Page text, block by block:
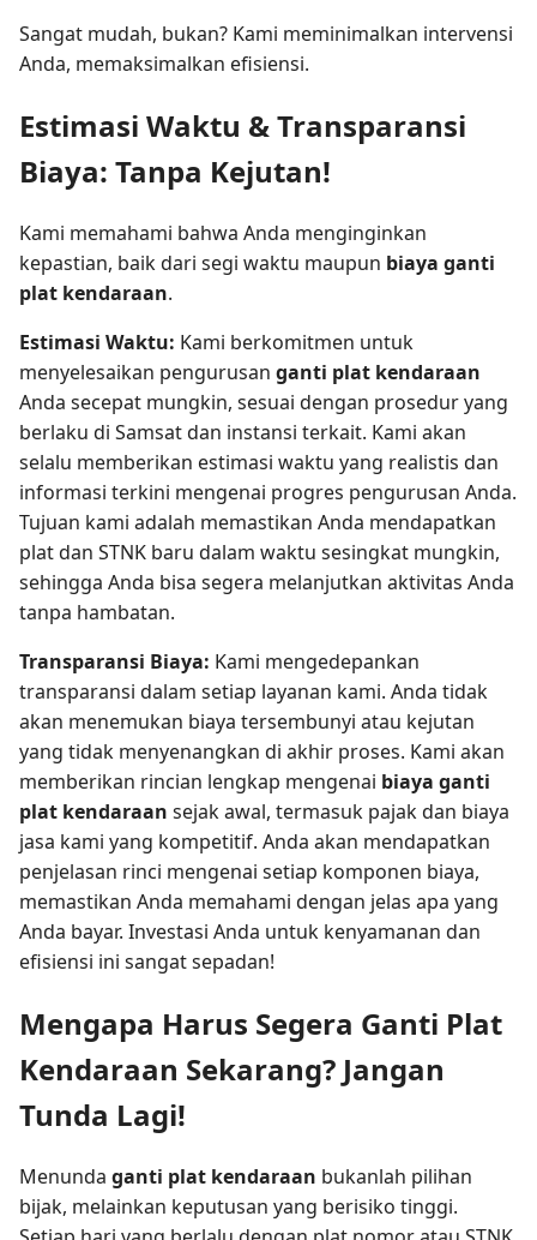
Sangat mudah, bukan? Kami meminimalkan intervensi
Anda, memaksimalkan efisiensi.
Estimasi Waktu & Transparansi
Biaya: Tanpa Kejutan!
Kami memahami bahwa Anda menginginkan
kepastian, baik dari segi waktu maupun biaya ganti
plat kendaraan.
Estimasi Waktu: Kami berkomitmen untuk
menyelesaikan pengurusan ganti plat kendaraan
Anda secepat mungkin, sesuai dengan prosedur yang
berlaku di Samsat dan instansi terkait. Kami akan
selalu memberikan estimasi waktu yang realistis dan
informasi terkini mengenai progres pengurusan Anda.
Tujuan kami adalah memastikan Anda mendapatkan
plat dan STNK baru dalam waktu sesingkat mungkin,
sehingga Anda bisa segera melanjutkan aktivitas Anda
tanpa hambatan.
Transparansi Biaya: Kami mengedepankan
transparansi dalam setiap layanan kami. Anda tidak
akan menemukan biaya tersembunyi atau kejutan
yang tidak menyenangkan di akhir proses. Kami akan
memberikan rincian lengkap mengenai biaya ganti
plat kendaraan sejak awal, termasuk pajak dan biaya
jasa kami yang kompetitif. Anda akan mendapatkan
penjelasan rinci mengenai setiap komponen biaya,
memastikan Anda memahami dengan jelas apa yang
Anda bayar. Investasi Anda untuk kenyamanan dan
efisiensi ini sangat sepadan!
Mengapa Harus Segera Ganti Plat
Kendaraan Sekarang? Jangan
Tunda Lagi!
Menunda ganti plat kendaraan bukanlah pilihan
bijak, melainkan keputusan yang berisiko tinggi.